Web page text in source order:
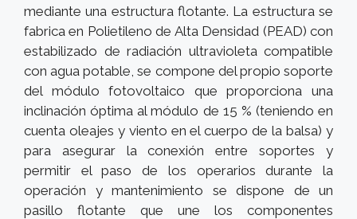
mediante una estructura flotante. La estructura se
fabrica en Polietileno de Alta Densidad (PEAD) con
estabilizado de radiación ultravioleta compatible
con agua potable, se compone del propio soporte
del módulo fotovoltaico que proporciona una
inclinación óptima al módulo de 15 % (teniendo en
cuenta oleajes y viento en el cuerpo de la balsa) y
para asegurar la conexión entre soportes y
permitir el paso de los operarios durante la
operación y mantenimiento se dispone de un
pasillo flotante que une los componentes